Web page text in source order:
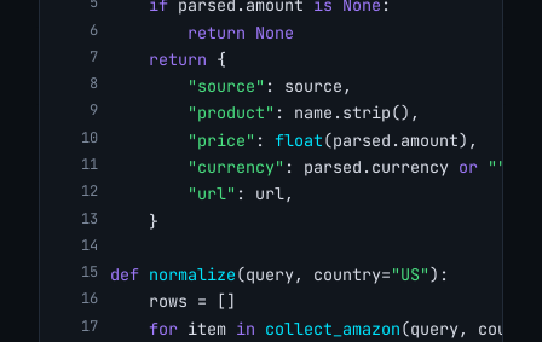
if parsed.amount is None :
return None
return {
"source" : source,
"product" : name.strip(),
"price" : float(parsed.amount),
"currency" : parsed.currency or ""
"url" : url,
    }
def normalize(query, country="US"):
    rows = []
for item in collect_amazon(query,